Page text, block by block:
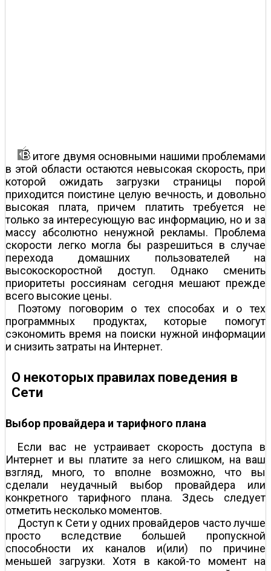
итоге двумя основными нашими проблемами
в этой области остаются невысокая скорость, при
которой ожидать загрузки страницы порой
приходится поистине целую вечность, и довольно
высокая плата, причем платить требуется не
только за интересующую вас информацию, но и за
массу абсолютно ненужной рекламы. Проблема
скорости легко могла бы разрешиться в случае
перехода домашних пользователей на
высокоскоростной доступ. Однако сменить
приоритеты россиянам сегодня мешают прежде
всего высокие цены.
Поэтому поговорим о тех способах и о тех
программных продуктах, которые помогут
сэкономить время на поиски нужной информации
и снизить затраты на Интернет.
О некоторых правилах поведения в
Сети
Выбор провайдера и тарифного плана
Если вас не устраивает скорость доступа в
Интернет и вы платите за него слишком, на ваш
взгляд, много, то вполне возможно, что вы
сделали неудачный выбор провайдера или
конкретного тарифного плана. Здесь следует
отметить несколько моментов.
Доступ к Сети у одних провайдеров часто лучше
просто вследствие большей пропускной
способности их каналов и(или) по причине
меньшей загрузки. Хотя в какой-то момент на